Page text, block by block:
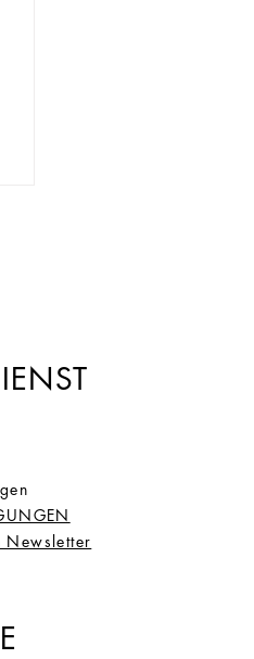
Newsletter